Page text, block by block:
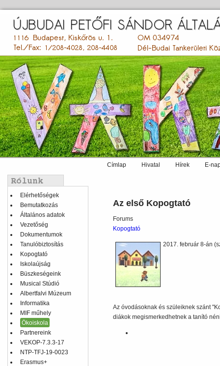
tartalomra
menu
Címlap Hivatal Hírek E-
Balmenü
Elérhetőségek
Bemutatkozás
Általános adatok
Vezetőség
Dokumentumok
Tanulóbiztosítás
Kopogtató
Iskolaújság
Büszkeségeink
Musical Stúdió
Albertfalvi Múzeum
Informatika
MIF műhely
Ökoiskola
Partnereink
VEKOP-7.3.3-17
NTP-TFJ-19-0023
Erasmus+
Az első Kopogtató
Forums
Kopogtató
2017. február 8-án
Az óvodásoknak és szüleiknek szánt
diákok megismerkedhetnek a tanító